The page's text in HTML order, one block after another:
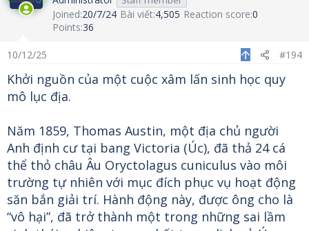
Joined 20/7/24 Bài viết 4,505 Reaction score 0
Points 36
10/12/25 #194
Khởi nguồn của một cuộc xâm lấn sinh học quy
mô lục địa.
Năm 1859, Thomas Austin, một địa chủ người
Anh định cư tại bang Victoria (Úc), đã thả 24 cá
thể thỏ châu Âu Oryctolagus cuniculus vào môi
trường tự nhiên với mục đích phục vụ hoạt động
săn bắn giải trí. Hành động này, được ông cho là
“vô hại”, đã trở thành một trong những sai lầm